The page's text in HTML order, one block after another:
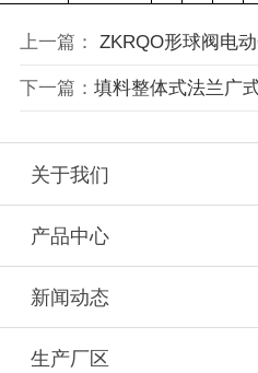
上一篇： ZKRQO形球阀电
下一篇： 填料整体式法兰广
关于我们
产品中心
新闻动态
生产厂区